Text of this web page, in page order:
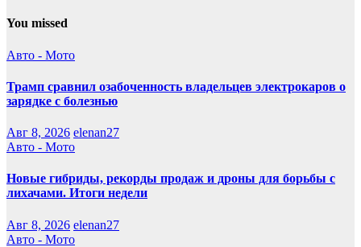
You missed
Авто - Мото
Трамп сравнил озабоченность владельцев электрокаров о
зарядке с болезнью
Авг 8, 2026 elenan27
Авто - Мото
Новые гибриды, рекорды продаж и дроны для борьбы с
лихачами. Итоги недели
Авг 8, 2026 elenan27
Авто - Мото